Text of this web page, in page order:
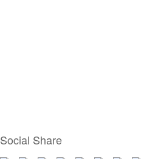
Social Share